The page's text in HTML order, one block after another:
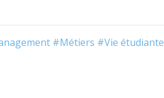
#Métiers #Vie étudiante